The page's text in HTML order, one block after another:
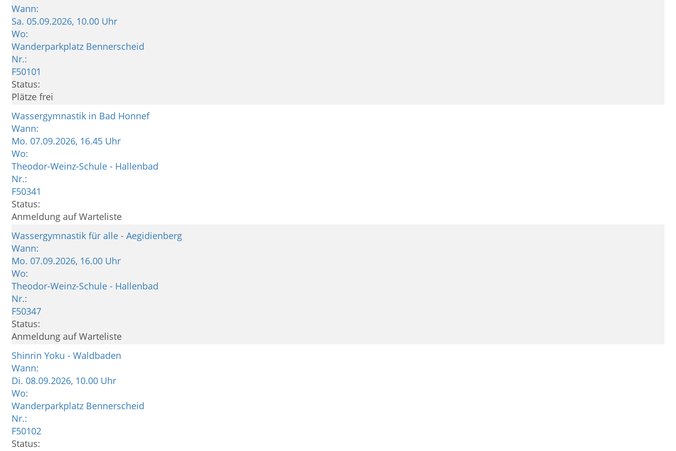
Wann:
Sa. 05.09.2026, 10.00 Uhr
Wo:
Wanderparkplatz Bennerscheid
Nr.:
F50101
Status:
Plätze frei
Wassergymnastik in Bad Honnef
Wann:
Mo. 07.09.2026, 16.45 Uhr
Wo:
Theodor-Weinz-Schule - Hallenbad
Nr.:
F50341
Status:
Anmeldung auf Warteliste
Wassergymnastik für alle - Aegidienberg
Wann:
Mo. 07.09.2026, 16.00 Uhr
Wo:
Theodor-Weinz-Schule - Hallenbad
Nr.:
F50347
Status:
Anmeldung auf Warteliste
Shinrin Yoku - Waldbaden
Wann:
Di. 08.09.2026, 10.00 Uhr
Wo:
Wanderparkplatz Bennerscheid
Nr.:
F50102
Status: